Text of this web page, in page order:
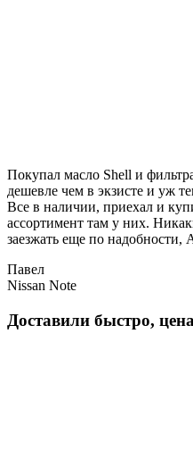
Покупал масло Shell и
дешевле чем в экзисте и уж
Все в наличии, приехал и
ассортимент там у них.
заезжать еще по надобности,
Павел
Nissan Note
Доставили быстро,